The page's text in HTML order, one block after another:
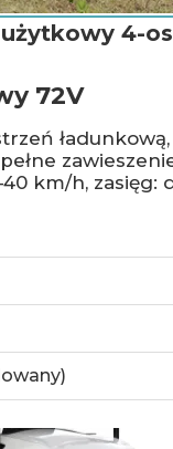
4-
72V
km/h, zasięg: